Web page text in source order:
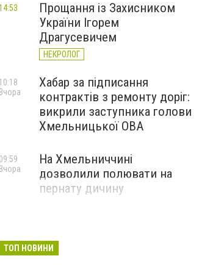
Прощання із Захисником
України Ігорем
Драгусевичем
НЕКРОЛОГ
Хабар за підписання
контрактів з ремонту доріг:
викрили заступника голови
Хмельницької ОВА
10:18
Вчора
На Хмельниччині
дозволили полювати на
пернату дичину
09:59
Вчора
ТОП НОВИНИ